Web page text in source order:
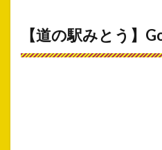
【道の駅みとう】